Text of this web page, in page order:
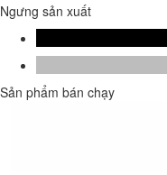
Ngưng sản xuất
Sản phẩm bán chạy